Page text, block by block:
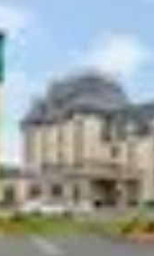
Ireland
English
United
English
Asie-Pacifique
Australia
English